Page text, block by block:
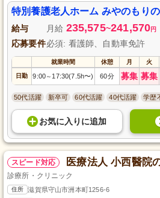
の資格があれば、介護施設未経験でも指導と
でプライベートも大切にできる環境です。
特別養護老人ホーム みやのもり
給与 月給 235,575~241,570円
応募要件必須: 看護師、自動車免許
就業時間 休憩 月 火
日勤 9:00～ 17:30(7.5h〜) 60分 募集 募集
50代活躍 新卒可 60代活躍 40代活躍 学歴
お気に入り に追加
スピード対応 医療法人 小西醫院
診療所・クリニック
住所 滋賀県守山市洲本町1256-6